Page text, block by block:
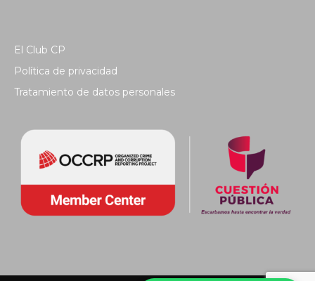
El Club CP
Política de privacidad
Tratamiento de datos personales